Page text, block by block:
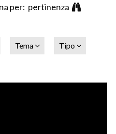
per: pertinenza
Tema Tipo